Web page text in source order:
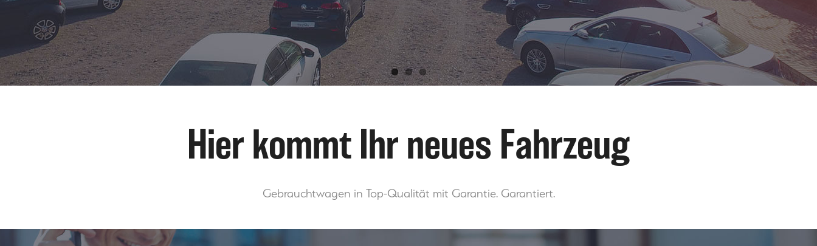
Hier kommt Ihr neues Fahrzeug
Gebrauchtwagen in Top-Qualität mit Garantie. Garantiert.